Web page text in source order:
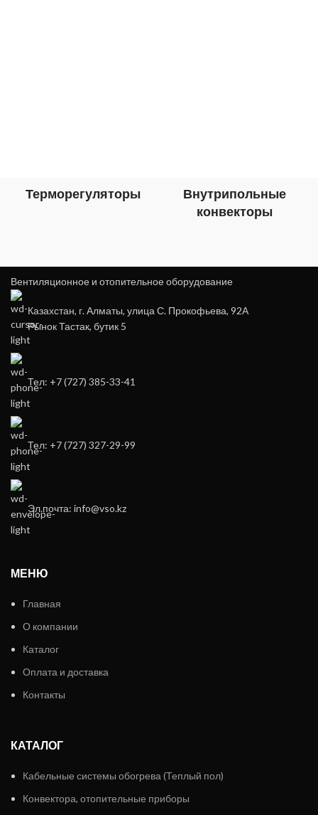
Терморегуляторы
Внутрипольные
конвекторы
Вентиляционное и отопительное оборудование
Казахстан, г. Алматы, улица С. Прокофьева, 92А
Рынок Тастак, бутик 5
Тел: +7 (727) 385-33-41
Тел: +7 (727) 327-29-99
Эл.почта: info@vso.kz
МЕНЮ
Главная
О компании
Каталог
Оплата и доставка
Контакты
КАТАЛОГ
Кабельные системы обогрева (Теплый пол)
Конвектора, отопительные приборы